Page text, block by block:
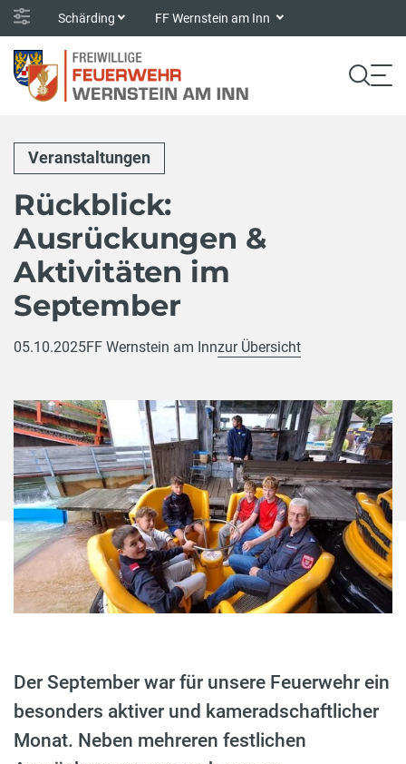
Schärding FF Wernstein am Inn
Veranstaltungen
Rückblick:
Ausrückungen &
Aktivitäten im
September
05.10.2025FF Wernstein am Innzur Übersicht
Der September war für unsere Feuerwehr ein
besonders aktiver und kameradschaftlicher
Monat. Neben mehreren festlichen